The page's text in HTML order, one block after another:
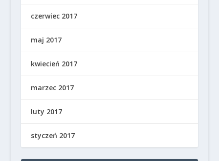
czerwiec 2017
maj 2017
kwiecień 2017
marzec 2017
luty 2017
styczeń 2017